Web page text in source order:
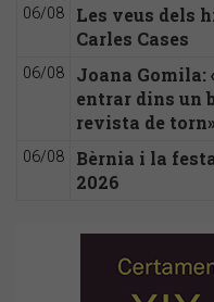
06/08
Les veus dels
Carles Cases
06/08
Joana Gomila:
entrar dins un
revista de torn»
06/08
Bèrnia i la
2026